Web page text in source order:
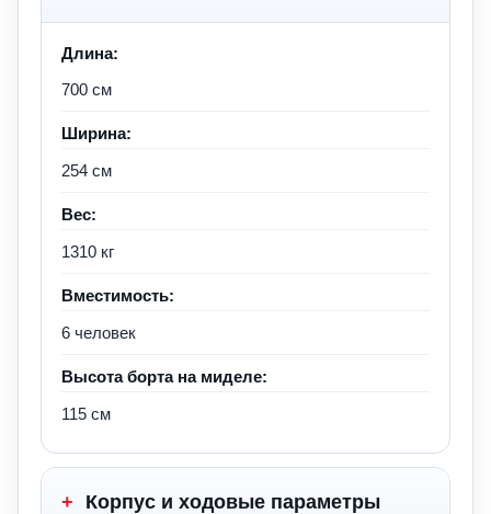
Длина:
700 см
Ширина:
254 см
Вес:
1310 кг
Вместимость:
6 человек
Высота борта на миделе:
115 см
+ Корпус и ходовые параметры